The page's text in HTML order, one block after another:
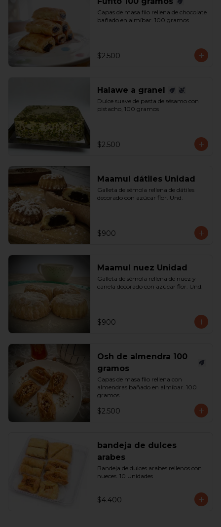
Capas de masa filo rellena de chocolate
bañado en almíbar. 100 gramos
$2.500
Halawe a granel
Dulce suave de pasta de sésamo con
pistacho, 100 gramos
$2.500
Maamul dátiles Unidad
Galleta de sémola rellena de dátiles
decorado con azúcar flor. Und.
$900
Maamul nuez Unidad
Galleta de sémola rellena de nuez y
canela decorado con azúcar flor. Und.
$900
Osh de almendra 100
gramos
Capas de masa filo rellena con
almendras bañado en almíbar. 100
gramos
$2.500
bandeja de dulces
arabes
Bandeja de dulces arabes rellenos con
nueces. 10 Unidades
$4.400